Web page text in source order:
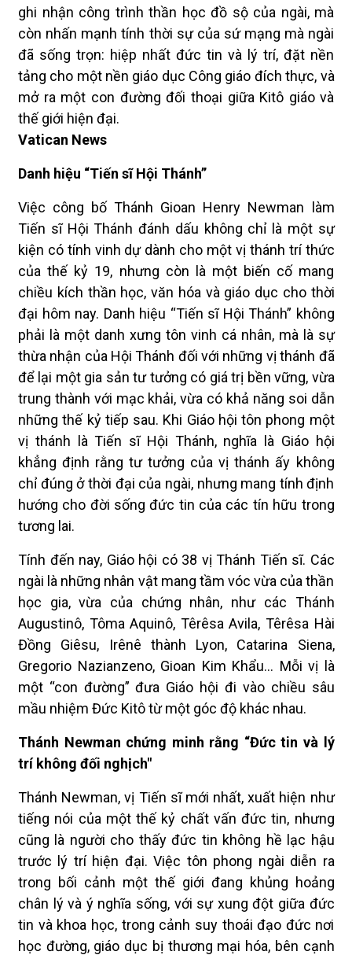
ghi nhận công trình thần học đồ sộ của ngài, mà
còn nhấn mạnh tính thời sự của sứ mạng mà ngài
đã sống trọn: hiệp nhất đức tin và lý trí, đặt nền
tảng cho một nền giáo dục Công giáo đích thực, và
mở ra một con đường đối thoại giữa Kitô giáo và
thế giới hiện đại.
Vatican News
Danh hiệu “Tiến sĩ Hội Thánh”
Việc công bố Thánh Gioan Henry Newman làm
Tiến sĩ Hội Thánh đánh dấu không chỉ là một sự
kiện có tính vinh dự dành cho một vị thánh trí thức
của thế kỷ 19, nhưng còn là một biến cố mang
chiều kích thần học, văn hóa và giáo dục cho thời
đại hôm nay. Danh hiệu “Tiến sĩ Hội Thánh” không
phải là một danh xưng tôn vinh cá nhân, mà là sự
thừa nhận của Hội Thánh đối với những vị thánh đã
để lại một gia sản tư tưởng có giá trị bền vững, vừa
trung thành với mạc khải, vừa có khả năng soi dẫn
những thế kỷ tiếp sau. Khi Giáo hội tôn phong một
vị thánh là Tiến sĩ Hội Thánh, nghĩa là Giáo hội
khẳng định rằng tư tưởng của vị thánh ấy không
chỉ đúng ở thời đại của ngài, nhưng mang tính định
hướng cho đời sống đức tin của các tín hữu trong
tương lai.
Tính đến nay, Giáo hội có 38 vị Thánh Tiến sĩ. Các
ngài là những nhân vật mang tầm vóc vừa của thần
học gia, vừa của chứng nhân, như các Thánh
Augustinô, Tôma Aquinô, Têrêsa Avila, Têrêsa Hài
Đồng Giêsu, Irênê thành Lyon, Catarina Siena,
Gregorio Nazianzeno, Gioan Kim Khẩu… Mỗi vị là
một “con đường” đưa Giáo hội đi vào chiều sâu
mầu nhiệm Đức Kitô từ một góc độ khác nhau.
Thánh Newman chứng minh rằng “Đức tin và lý
trí không đối nghịch"
Thánh Newman, vị Tiến sĩ mới nhất, xuất hiện như
tiếng nói của một thế kỷ chất vấn đức tin, nhưng
cũng là người cho thấy đức tin không hề lạc hậu
trước lý trí hiện đại. Việc tôn phong ngài diễn ra
trong bối cảnh một thế giới đang khủng hoảng
chân lý và ý nghĩa sống, với sự xung đột giữa đức
tin và khoa học, trong cảnh suy thoái đạo đức nơi
học đường, giáo dục bị thương mại hóa, bên cạnh